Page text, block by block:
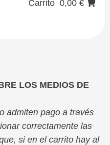
Carrito 0,00 €
LOS MEDIOS DE
admiten pago a través
correctamente las
si en el carrito hay al